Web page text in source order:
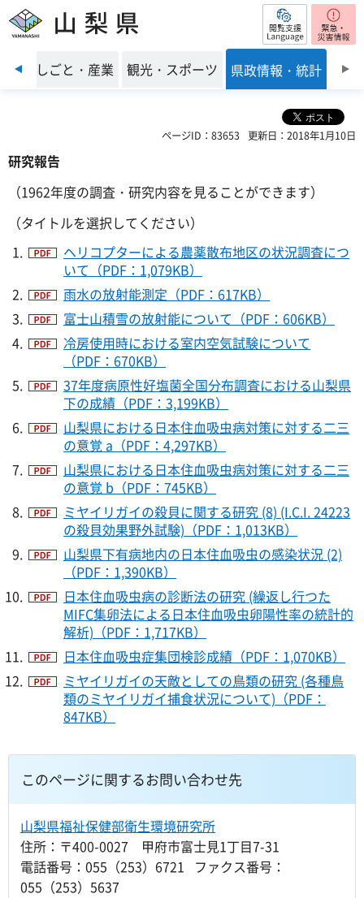
山梨県 閲覧支援
前のスライドを表示
境 しごと・産業 観光・スポーツ 県政情報・統計
ページID：83653 更新日：2018年1月10日
研究報告
（1962年度の調査・研究内容を見ることができます）
（タイトルを選択してください）
ヘリコプターによる農薬散布地区の状況調査につ
いて（PDF：1,079KB）
雨水の放射能測定（PDF：617KB）
富士山積雪の放射能について（PDF：606KB）
冷房使用時における室内空気試験について
（PDF：670KB）
37年度病原性好塩菌全国分布調査における山梨県
下の成績（PDF：3,199KB）
山梨県における日本住血吸虫病対策に対する二三
の意覚 a（PDF：4,297KB）
山梨県における日本住血吸虫病対策に対する二三
の意覚 b（PDF：745KB）
ミヤイリガイの殺貝に関する研究 (8) (I.C.I. 24223
の殺貝効果野外試験)（PDF：1,013KB）
山梨県下有病地内の日本住血吸虫の感染状況 (2)
（PDF：1,390KB）
日本住血吸虫病の診断法の研究 (繰返し行つた
MIFC集卵法による日本住血吸虫卵陽性率の統計的
解析)（PDF：1,717KB）
日本住血吸虫症集団検診成績（PDF：1,070KB）
ミヤイリガイの天敵としての鳥類の研究 (各種鳥
類のミヤイリガイ捕食状況について)（PDF：
847KB）
このページに関するお問い合わせ先
山梨県福祉保健部衛生環境研究所
住所：〒400-0027 甲府市富士見1丁目7-31
電話番号：055（253）6721 ファクス番号：
055（253）5637